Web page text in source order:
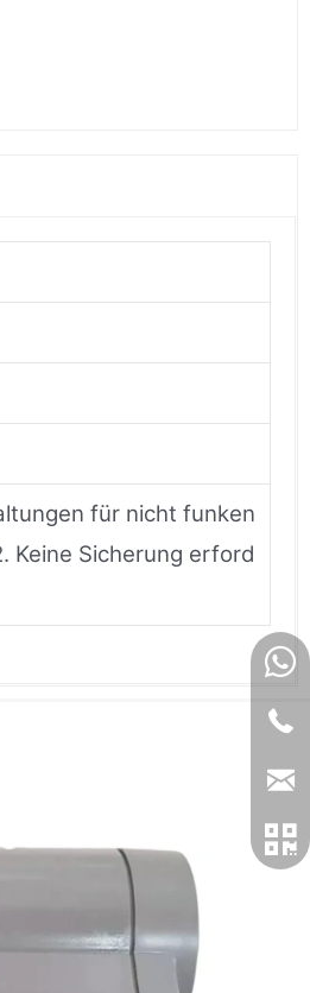
für nicht funken
Keine Sicherung erford